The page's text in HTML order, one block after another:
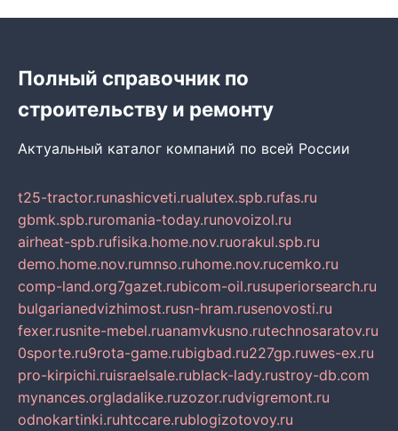
Полный справочник по
строительству и ремонту
Актуальный каталог компаний по всей России
t25-tractor.runashicveti.rualutex.spb.rufas.ru
gbmk.spb.ruromania-today.runovoizol.ru
airheat-spb.rufisika.home.nov.ruorakul.spb.ru
demo.home.nov.rumnso.ruhome.nov.rucemko.ru
comp-land.org7gazet.rubicom-oil.rusuperiorsearch.ru
bulgarianedvizhimost.rusn-hram.rusenovosti.ru
fexer.rusnite-mebel.ruanamvkusno.rutechnosaratov.ru
0sporte.ru9rota-game.rubigbad.ru227gp.ruwes-ex.ru
pro-kirpichi.ruisraelsale.rublack-lady.rustroy-db.com
mynances.orgladalike.ruzozor.rudvigremont.ru
odnokartinki.ruhtccare.rublogizotovoy.ru